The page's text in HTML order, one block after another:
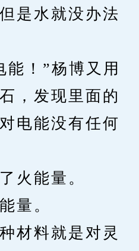
是水就没办法
！”杨博又用
，发现里面的
电能没有任何
能量。
。
料就是对灵